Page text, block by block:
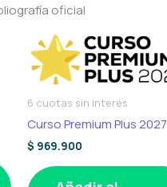
oficial
6 cuotas sin interés
Curso Premium Plus 2027
$ 969.900